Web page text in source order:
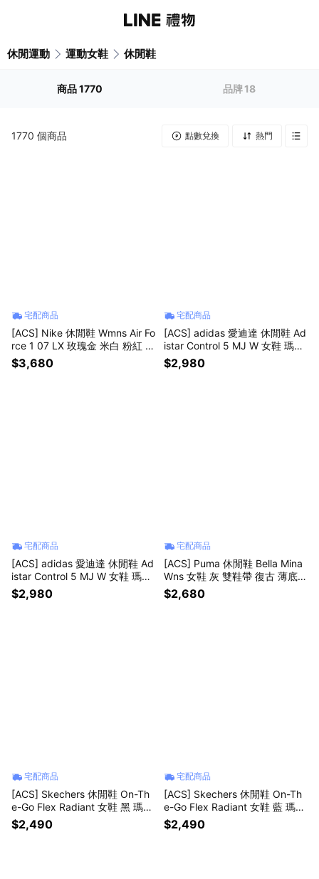
休閒運動 運動女鞋 休閒鞋
商品1770 品牌18
1770 個商品 點數兌換 熱門
宅配商品
[ACS] Nike 休閒鞋 Wmns Air Fo
rce 1 07 LX 玫瑰金 米白 粉紅 女
鞋 炫雅 小勾 FV8110-181
$3,680
宅配商品
[ACS] adidas 愛迪達 休閒鞋 Ad
istar Control 5 MJ W 女鞋 瑪莉
珍鞋 灰 透氣 LA1822
$2,980
宅配商品
[ACS] adidas 愛迪達 休閒鞋 Ad
istar Control 5 MJ W 女鞋 瑪莉
珍鞋 黑 透氣 LA1824
$2,980
宅配商品
[ACS] Puma 休閒鞋 Bella Mina
Wns 女鞋 灰 雙鞋帶 復古 薄底 4
07667-02
$2,680
宅配商品
[ACS] Skechers 休閒鞋 On-Th
e-Go Flex Radiant 女鞋 黑 瑪莉
珍鞋 黏扣帶 138530BBK
$2,490
宅配商品
[ACS] Skechers 休閒鞋 On-Th
e-Go Flex Radiant 女鞋 藍 瑪莉
珍鞋 黏扣帶 138530NVY
$2,490